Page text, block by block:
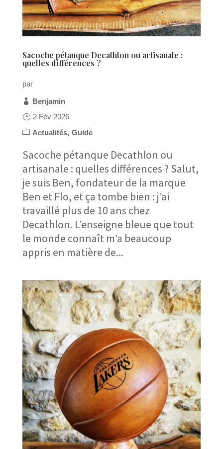
Sacoche pétanque Decathlon ou artisanale :
quelles différences ?
par
Benjamin
2 Fév 2026
Actualités Guide
Sacoche pétanque Decathlon ou
artisanale : quelles différences ? Salut,
je suis Ben, fondateur de la marque
Ben et Flo, et ça tombe bien : j’ai
travaillé plus de 10 ans chez
Decathlon. L’enseigne bleue que tout
le monde connaît m’a beaucoup
appris en matière de...